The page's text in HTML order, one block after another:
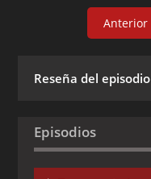
Anterior
Reseña del episodio
Episodios